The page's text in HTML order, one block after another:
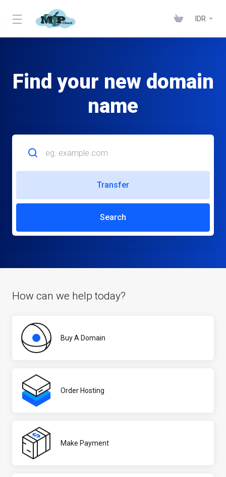
IDR
Find your new domain
name
Transfer
Search
How can we help today?
Buy A Domain
Order Hosting
Make Payment